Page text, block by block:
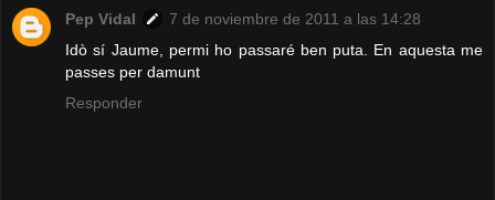
Pep Vidal
7 de noviembre de 2011 a las 14:28
Idò sí Jaume, permi ho passaré ben puta. En aquesta me
passes per damunt
Responder